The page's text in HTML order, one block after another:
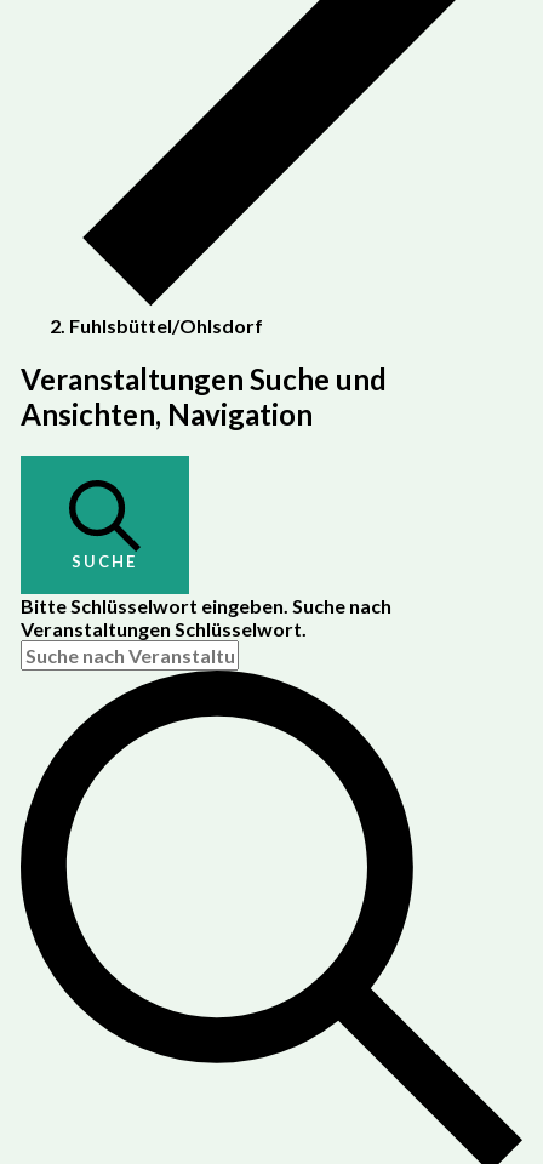
Fuhlsbüttel/Ohlsdorf
Veranstaltungen
Veranstaltungen Suche und
Ansichten, Navigation
SUCHE
Bitte Schlüsselwort eingeben. Suche nach
Veranstaltungen Schlüsselwort.